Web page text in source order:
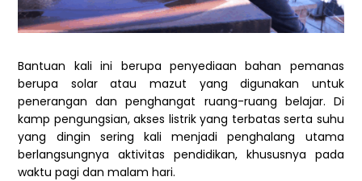
Bantuan kali ini berupa penyediaan bahan pemanas
berupa solar atau mazut yang digunakan untuk
penerangan dan penghangat ruang-ruang belajar. Di
kamp pengungsian, akses listrik yang terbatas serta suhu
yang dingin sering kali menjadi penghalang utama
berlangsungnya aktivitas pendidikan, khususnya pada
waktu pagi dan malam hari.